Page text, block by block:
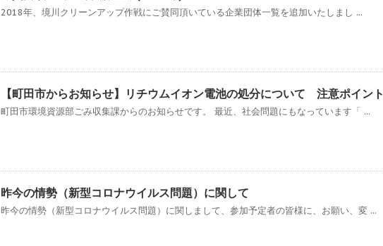
2018年、境川クリーンアップ作戦にご賛同頂いている企業団体一覧を追加いたしまし ...
【町田市からお知らせ】リチウムイオン電池の処分について 注意ポイント
町田市環境資源部ごみ収集課からのお知らせです。 最近、社会問題にもなっています「 ...
昨今の情勢（新型コロナウイルス問題）に関して
昨今の情勢（新型コロナウイルス問題）に関しまして、参加予定者の皆様に、お願い、変 ...